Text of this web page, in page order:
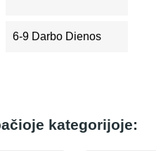
6-9 Darbo Dienos
kategorijoje: